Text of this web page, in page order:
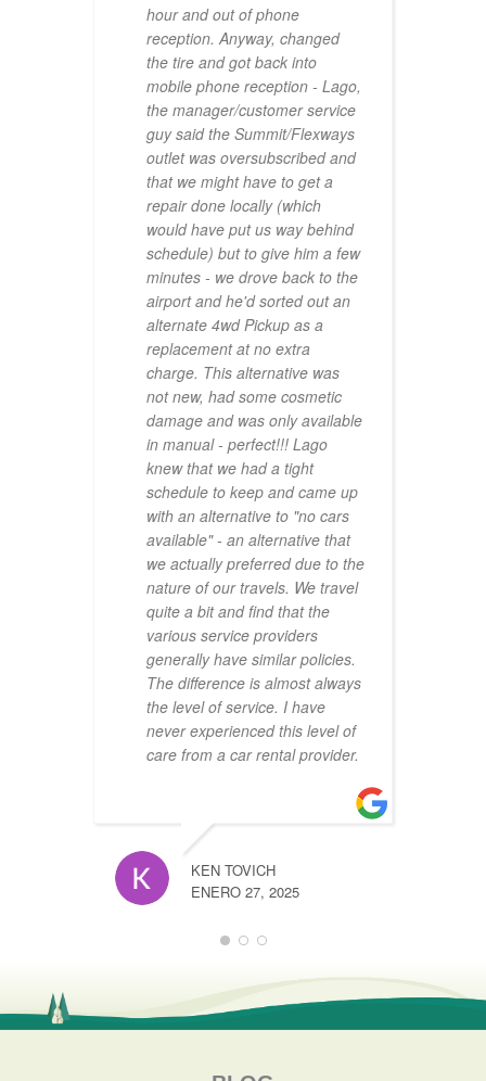
hour and out of phone
reception. Anyway, changed
the tire and got back into
mobile phone reception - Lago,
the manager/customer service
guy said the Summit/Flexways
outlet was oversubscribed and
that we might have to get a
repair done locally (which
would have put us way behind
schedule) but to give him a few
minutes - we drove back to the
airport and he'd sorted out an
alternate 4wd Pickup as a
replacement at no extra
charge. This alternative was
not new, had some cosmetic
damage and was only available
in manual - perfect!!! Lago
knew that we had a tight
schedule to keep and came up
with an alternative to "no cars
available" - an alternative that
we actually preferred due to the
nature of our travels. We travel
quite a bit and find that the
various service providers
generally have similar policies.
The difference is almost always
the level of service. I have
never experienced this level of
care from a car rental provider.
KEN TOVICH
ENERO 27, 2025